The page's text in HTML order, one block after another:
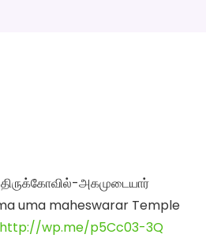
அகமுடையார்
uma maheswarar Temple
http://wp.me/p5Cc03-3Q